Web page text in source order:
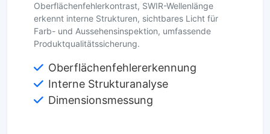
Oberflächenfehlerkontrast, SWIR-Wellenlänge
erkennt interne Strukturen, sichtbares Licht für
Farb- und Aussehensinspektion, umfassende
Produktqualitätssicherung.
Oberflächenfehlererkennung
Interne Strukturanalyse
Dimensionsmessung